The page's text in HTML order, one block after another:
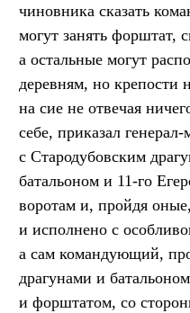
чиновника сказать
могут занять форштат,
а остальные могут
деревням, но
на сие не отвечая
себе, приказал
с Стародубовским
батальоном и 11-го
воротам и, пройдя
и исполнено с
а сам командующий,
драгунами и
и форштатом, со